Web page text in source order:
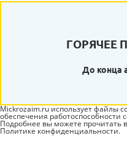
ГОРЯЧЕЕ
До конца
Mickrozaim.ru использует файлы
обеспечения работоспособности
Подробнее вы можете прочитать в
Политике конфиденциальности.